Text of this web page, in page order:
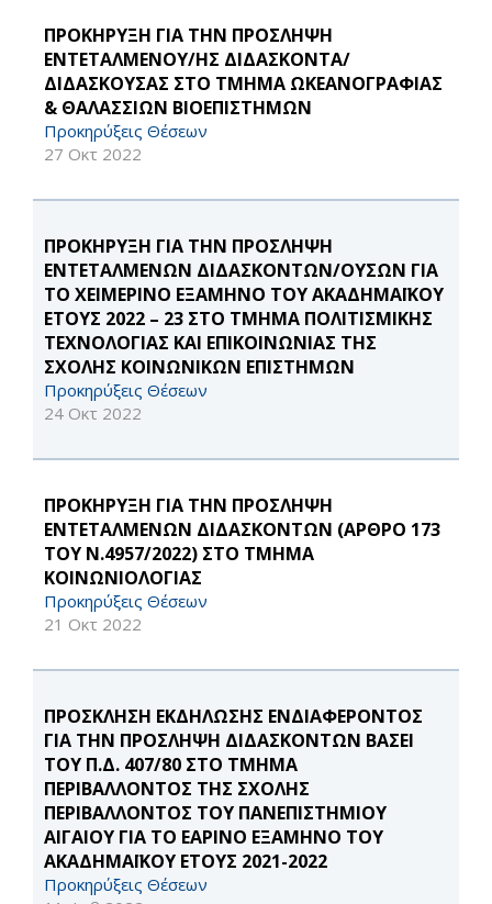
ΠΡΟΚΗΡΥΞΗ ΓΙΑ ΤΗΝ ΠΡΟΣΛΗΨΗ
ΕΝΤΕΤΑΛΜΕΝΟΥ/ΗΣ ΔΙΔΑΣΚΟΝΤΑ/
ΔΙΔΑΣΚΟΥΣΑΣ ΣΤΟ ΤΜΗΜΑ ΩΚΕΑΝΟΓΡΑΦΙΑΣ
& ΘΑΛΑΣΣΙΩΝ ΒΙΟΕΠΙΣΤΗΜΩΝ
Προκηρύξεις Θέσεων
27 Οκτ 2022
ΠΡΟΚΗΡΥΞΗ ΓΙΑ ΤΗΝ ΠΡΟΣΛΗΨΗ
ΕΝΤΕΤΑΛΜΕΝΩΝ ΔΙΔΑΣΚΟΝΤΩΝ/ΟΥΣΩΝ ΓΙΑ
ΤΟ ΧΕΙΜΕΡΙΝΟ ΕΞΑΜΗΝΟ ΤΟΥ ΑΚΑΔΗΜΑΪΚΟΥ
ΕΤΟΥΣ 2022 – 23 ΣΤΟ ΤΜΗΜΑ ΠΟΛΙΤΙΣΜΙΚΗΣ
ΤΕΧΝΟΛΟΓΙΑΣ ΚΑΙ ΕΠΙΚΟΙΝΩΝΙΑΣ ΤΗΣ
ΣΧΟΛΗΣ ΚΟΙΝΩΝΙΚΩΝ ΕΠΙΣΤΗΜΩΝ
Προκηρύξεις Θέσεων
24 Οκτ 2022
ΠΡΟΚΗΡΥΞΗ ΓΙΑ ΤΗΝ ΠΡΟΣΛΗΨΗ
ΕΝΤΕΤΑΛΜΕΝΩΝ ΔΙΔΑΣΚΟΝΤΩΝ (ΑΡΘΡΟ 173
ΤΟΥ Ν.4957/2022) ΣΤΟ ΤΜΗΜΑ
ΚΟΙΝΩΝΙΟΛΟΓΙΑΣ
Προκηρύξεις Θέσεων
21 Οκτ 2022
ΠΡΟΣΚΛΗΣΗ ΕΚΔΗΛΩΣΗΣ ΕΝΔΙΑΦΕΡΟΝΤΟΣ
ΓΙΑ ΤΗΝ ΠΡΟΣΛΗΨΗ ΔΙΔΑΣΚΟΝΤΩΝ ΒΑΣΕΙ
ΤΟΥ Π.Δ. 407/80 ΣΤΟ ΤΜΗΜΑ
ΠΕΡΙΒΑΛΛΟΝΤΟΣ ΤΗΣ ΣΧΟΛΗΣ
ΠΕΡΙΒΑΛΛΟΝΤΟΣ ΤΟΥ ΠΑΝΕΠΙΣΤΗΜΙΟΥ
ΑΙΓΑΙΟΥ ΓΙΑ ΤΟ ΕΑΡΙΝΟ ΕΞΑΜΗΝΟ ΤΟΥ
ΑΚΑΔΗΜΑΪΚΟΥ ΕΤΟΥΣ 2021-2022
Προκηρύξεις Θέσεων